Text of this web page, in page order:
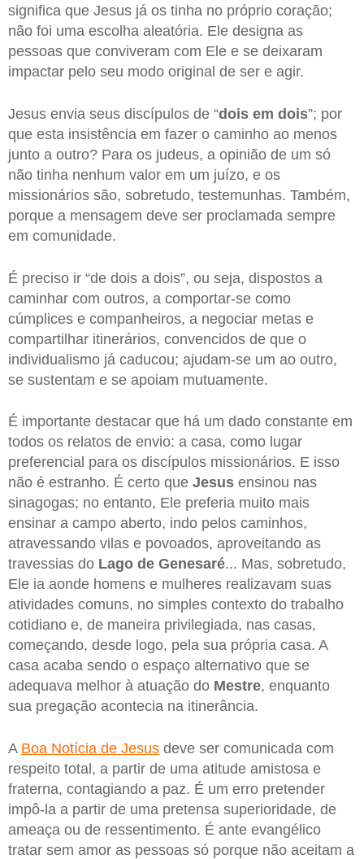
significa que Jesus já os tinha no próprio coração;
não foi uma escolha aleatória. Ele designa as
pessoas que conviveram com Ele e se deixaram
impactar pelo seu modo original de ser e agir.
Jesus envia seus discípulos de “dois em dois”; por
que esta insistência em fazer o caminho ao menos
junto a outro? Para os judeus, a opinião de um só
não tinha nenhum valor em um juízo, e os
missionários são, sobretudo, testemunhas. Também,
porque a mensagem deve ser proclamada sempre
em comunidade.
É preciso ir “de dois a dois”, ou seja, dispostos a
caminhar com outros, a comportar-se como
cúmplices e companheiros, a negociar metas e
compartilhar itinerários, convencidos de que o
individualismo já caducou; ajudam-se um ao outro,
se sustentam e se apoiam mutuamente.
É importante destacar que há um dado constante em
todos os relatos de envio: a casa, como lugar
preferencial para os discípulos missionários. E isso
não é estranho. É certo que Jesus ensinou nas
sinagogas; no entanto, Ele preferia muito mais
ensinar a campo aberto, indo pelos caminhos,
atravessando vilas e povoados, aproveitando as
travessias do Lago de Genesaré... Mas, sobretudo,
Ele ia aonde homens e mulheres realizavam suas
atividades comuns, no simples contexto do trabalho
cotidiano e, de maneira privilegiada, nas casas,
começando, desde logo, pela sua própria casa. A
casa acaba sendo o espaço alternativo que se
adequava melhor à atuação do Mestre, enquanto
sua pregação acontecia na itinerância.
A Boa Notícia de Jesus deve ser comunicada com
respeito total, a partir de uma atitude amistosa e
fraterna, contagiando a paz. É um erro pretender
impô-la a partir de uma pretensa superioridade, de
ameaça ou de ressentimento. É ante evangélico
tratar sem amor as pessoas só porque não aceitam a